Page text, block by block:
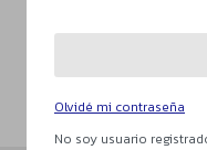
Olvidé mi contraseña
No soy usuario